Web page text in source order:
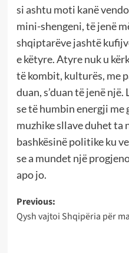
si ashtu moti kanë
mini-shengeni, të jenë
shqiptarëve jashtë
e këtyre. Atyre nuk u
të kombit, kulturës, me
duan, s’duan të jenë
se të humbin energji
muzhike sllave duhet
bashkësinë politike ku
se a mundet një
apo jo.
Post
navigation
Previous:
Qysh vajtoi Shqipëria për